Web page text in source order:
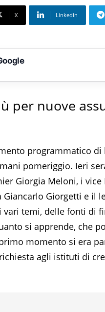
X Linkedin
per nuove
programmatico di
pomeriggio. Ieri
Giorgia Meloni, i vice
Giorgetti e il
temi, delle fonti di
si apprende, che
momento si era
agli istituti di